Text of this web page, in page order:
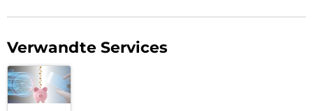
Verwandte Services